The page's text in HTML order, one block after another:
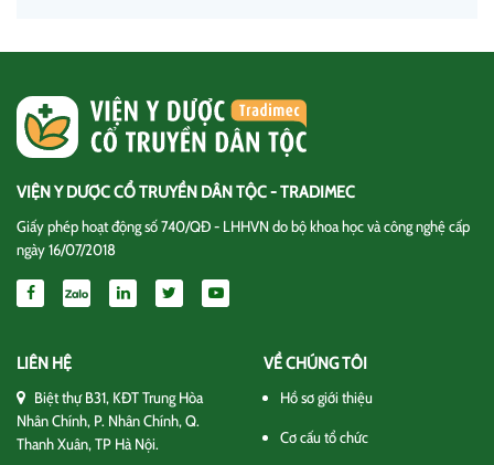
VIỆN Y DƯỢC CỔ TRUYỀN DÂN TỘC - TRADIMEC
Giấy phép hoạt động số 740/QĐ - LHHVN do bộ khoa học và công nghệ cấp
ngày 16/07/2018
LIÊN HỆ
Biệt thự B31, KĐT Trung Hòa
Nhân Chính, P. Nhân Chính, Q.
Thanh Xuân, TP Hà Nội.
VỀ CHÚNG TÔI
Hồ sơ giới thiệu
Cơ cấu tổ chức